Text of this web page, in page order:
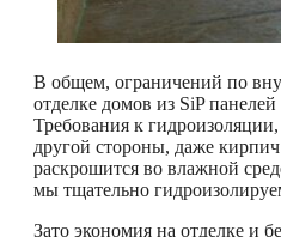
В общем, ограничений по
отделке домов из SiP
Требования к
другой стороны, даже
раскрошится во влажной
мы тщательно
Зато экономия на отделке и